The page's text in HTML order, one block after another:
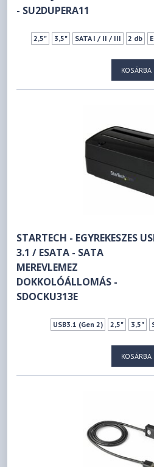
- SU2DUPERA11
2,5" 3,5" SATA I / II / III 2 db
KOSÁRBA
STARTECH - EGYREKESZES
3.1 / ESATA - SATA
MEREVLEMEZ
DOKKOLÓÁLLOMÁS -
SDOCKU313E
USB3.1 (Gen 2) 2,5" 3,5"
KOSÁRBA